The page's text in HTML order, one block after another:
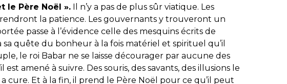
le Père Noël ». Il n’y a pas de plus sûr viatique. Les
la patience. Les gouvernants y trouveront un
passe à l’évidence celle des mesquins écrits de
sa quête du bonheur à la fois matériel et spirituel qu’il
le roi Babar ne se laisse décourager par aucune des
est amené à suivre. Des souris, des savants, des illusions le
cure. Et à la fin, il prend le Père Noël pour ce qu’il peut